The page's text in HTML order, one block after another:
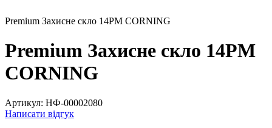
Premium Захисне скло 14PM CORNING
Premium Захисне скло 14PM
CORNING
Артикул: НФ-00002080
Написати відгук